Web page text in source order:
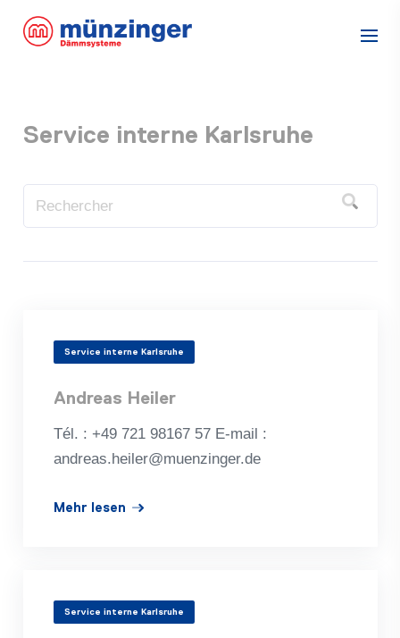
Service interne Karlsruhe
Service interne Karlsruhe
Andreas Heiler
Tél. : +49 721 98167 57 E‑mail :
andreas.heiler@muenzinger.de
Mehr lesen
Service interne Karlsruhe